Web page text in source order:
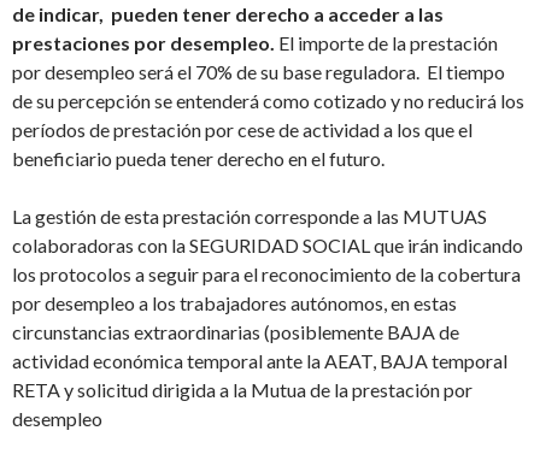
de indicar, pueden tener derecho a acceder a las
prestaciones por desempleo. El importe de la prestación
por desempleo será el 70% de su base reguladora. El tiempo
de su percepción se entenderá como cotizado y no reducirá los
períodos de prestación por cese de actividad a los que el
beneficiario pueda tener derecho en el futuro.
La gestión de esta prestación corresponde a las MUTUAS
colaboradoras con la SEGURIDAD SOCIAL que irán indicando
los protocolos a seguir para el reconocimiento de la cobertura
por desempleo a los trabajadores autónomos, en estas
circunstancias extraordinarias (posiblemente BAJA de
actividad económica temporal ante la AEAT, BAJA temporal
RETA y solicitud dirigida a la Mutua de la prestación por
desempleo